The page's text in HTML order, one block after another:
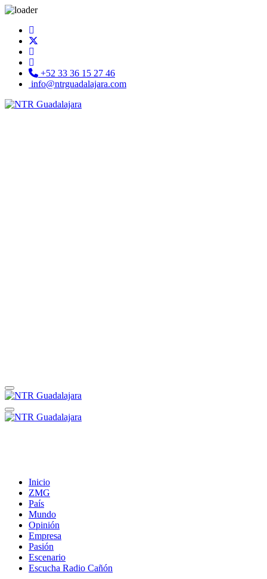
+52 33 36 15 27 46
info@ntrguadalajara.com
Inicio
ZMG
País
Mundo
Opinión
Empresa
Pasión
Escenario
Escucha Radio Cañón